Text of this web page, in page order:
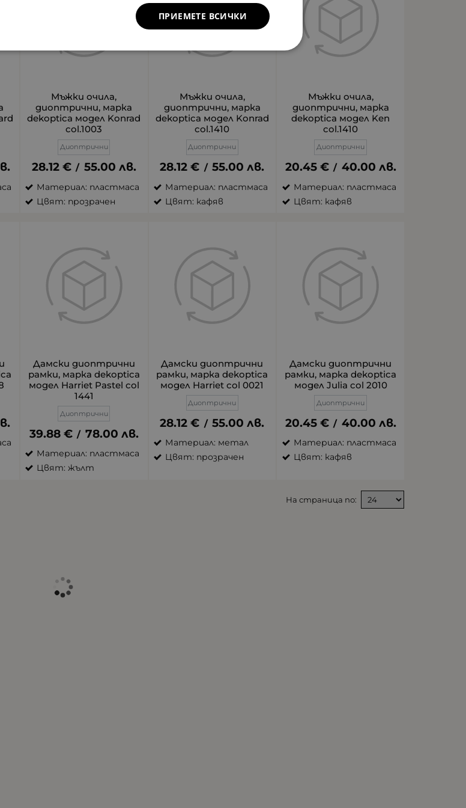
Мъжки очила,
диоптрични, марка
dekoptica модел Konrad
col.1003
Диоптрични
28.12 € / 55.00 лв.
Материал: пластмаса
Цвят: прозрачен
Мъжки очила,
диоптрични, марка
dekoptica модел Konrad
col.1410
Диоптрични
28.12 € / 55.00 лв.
Материал: пластмаса
Цвят: кафяв
Мъжки очила,
диоптрични, марка
dekoptica модел Ken
col.1410
Диоптрични
20.45 € / 40.00 лв.
Материал: пластмаса
Цвят: кафяв
Дамски диоптрични
рамки, марка dekoptica
модел Harriet Pastel col
1441
Диоптрични
39.88 € / 78.00 лв.
Материал: пластмаса
Цвят: жълт
Дамски диоптрични
рамки, марка dekoptica
модел Harriet col 0021
Диоптрични
28.12 € / 55.00 лв.
Материал: метал
Цвят: прозрачен
Дамски диоптрични
рамки, марка dekoptica
модел Julia col 2010
Диоптрични
20.45 € / 40.00 лв.
Материал: пластмаса
Цвят: кафяв
На страница по:
ПРИЕМЕТЕ ВСИЧКИ